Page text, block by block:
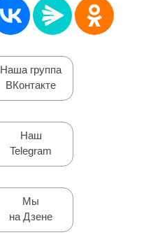
Наша группа
ВКонтакте
Наш
Telegram
Мы
на Дзене